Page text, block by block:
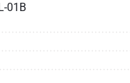
01B